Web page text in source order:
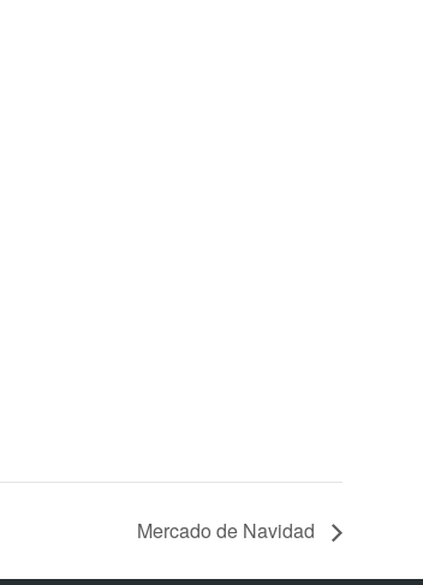
Mercado de Navidad